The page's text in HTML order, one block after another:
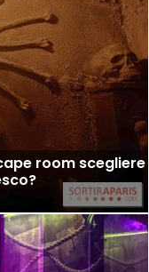
room scegliere